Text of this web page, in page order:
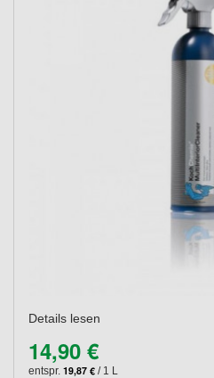
Details lesen
14,90 €
entspr. 19,87 € / 1 L